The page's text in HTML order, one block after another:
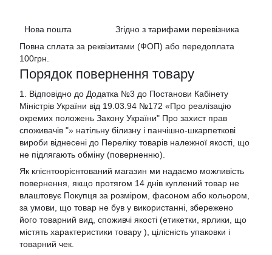
Нова пошта Згідно з тарифами перевізника
Повна сплата за реквізитами (ФОП) або передоплата
100грн.
Порядок повернення товару
1. Відповідно до Додатка №3 до Постанови Кабінету
Міністрів України від 19.03.94 №172 «Про реалізацію
окремих положень Закону України" Про захист прав
споживачів "» натільну білизну і панчішно-шкарпеткові
вироби віднесені до Переліку товарів належної якості, що
не підлягають обміну (поверненню).
Як клієнтоорієнтований магазин ми надаємо можливість
повернення, якщо протягом 14 днів куплений товар не
влаштовує Покупця за розміром, фасоном або кольором,
за умови, що товар не був у використанні, збережено
його товарний вид, споживчі якості (етикетки, ярлики, що
містять характеристики товару ), цілісність упаковки і
товарний чек.